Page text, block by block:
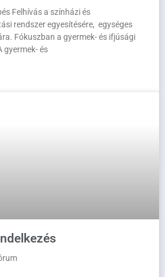
Felhívás a színházi és
rendszer egyesítésére, egységes
Fókuszban a gyermek- és ifjúsági
gyermek- és